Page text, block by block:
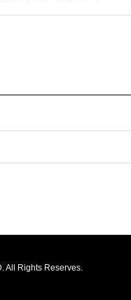
All Rights Reserves.